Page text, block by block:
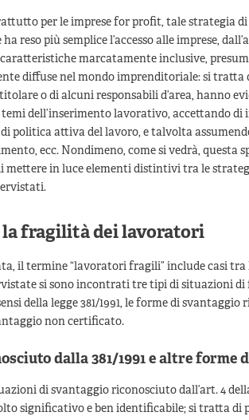
per le imprese for profit, tale strategia
reso più semplice l’accesso alle imprese,
marcatamente inclusive,
diffuse nel mondo imprenditoriale: si tratta
o di alcuni responsabili d’area, hanno
temi dell’inserimento lavorativo, accettando
politica attiva del lavoro, e talvolta
ecc. Nondimeno, come si vedrà, questa
mettere in luce elementi distintivi tra le
la fragilità dei lavoratori
il termine “lavoratori fragili” include casi
si sono incontrati tre tipi di situazioni
della legge 381/1991, le forme di svantaggio
non certificato.
dalla 381/1991 e altre
di svantaggio riconosciuto dall’art. 4 della
significativo e ben identificabile; si tratta di